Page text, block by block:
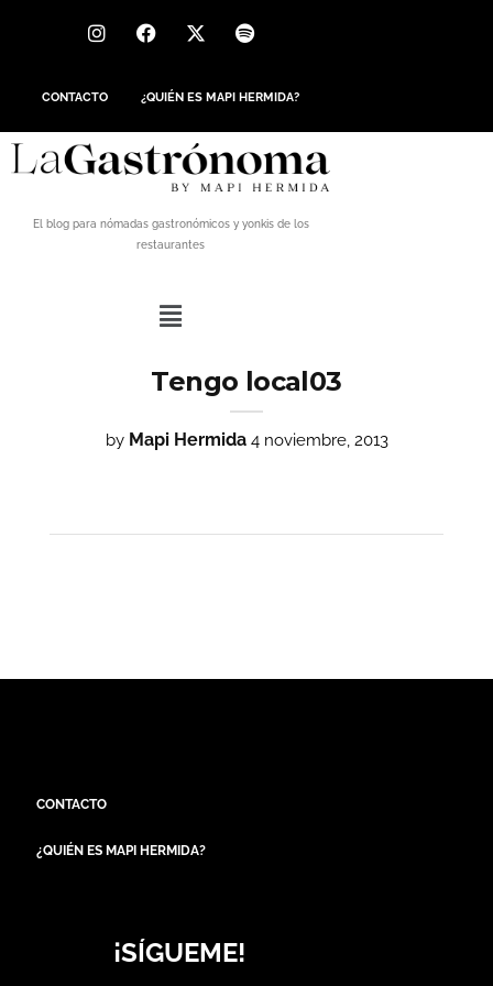
CONTACTO ¿QUIÉN ES MAPI HERMIDA?
El blog para nómadas gastronómicos y yonkis de los
restaurantes
Tengo local03
by Mapi Hermida 4 noviembre, 2013
CONTACTO
¿QUIÉN ES MAPI HERMIDA?
¡SÍGUEME!